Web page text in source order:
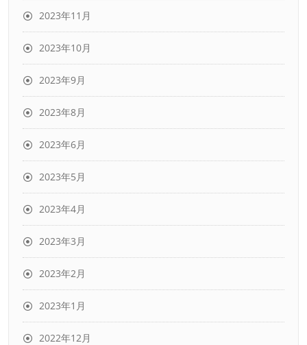
2023年11月
2023年10月
2023年9月
2023年8月
2023年6月
2023年5月
2023年4月
2023年3月
2023年2月
2023年1月
2022年12月